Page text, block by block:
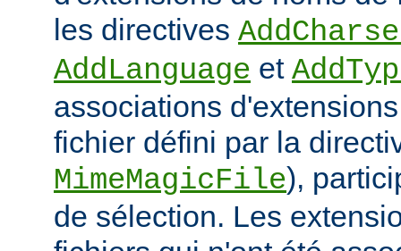
les directives
AddLanguage et
associations
fichier défini par la
MimeMagicFile),
de sélection. Les